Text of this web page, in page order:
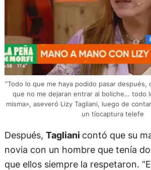
“Todo lo que me haya podido pasar después,
que no me dejaran entrar al boliche… todo
misma», aseveró Lizy Tagliani, luego de
un tíocaptura telefe
Después, Tagliani contó que su
novia con un hombre que tenía
que ellos siempre la respetaron.